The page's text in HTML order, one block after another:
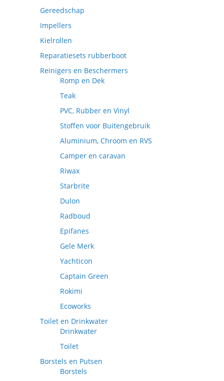
Gereedschap
Impellers
Kielrollen
Reparatiesets rubberboot
Reinigers en Beschermers
Romp en Dek
Teak
PVC, Rubber en Vinyl
Stoffen voor Buitengebruik
Aluminium, Chroom en RVS
Camper en caravan
Riwax
Starbrite
Dulon
Radboud
Epifanes
Gele Merk
Yachticon
Captain Green
Rokimi
Ecoworks
Toilet en Drinkwater
Drinkwater
Toilet
Borstels en Putsen
Borstels